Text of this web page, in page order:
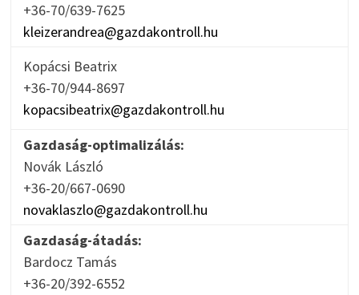
+36-70/639-7625
kleizerandrea@gazdakontroll.hu
Kopácsi Beatrix
+36-70/944-8697
kopacsibeatrix@gazdakontroll.hu
Gazdaság-optimalizálás:
Novák László
+36-20/667-0690
novaklaszlo@gazdakontroll.hu
Gazdaság-átadás:
Bardocz Tamás
+36-20/392-6552